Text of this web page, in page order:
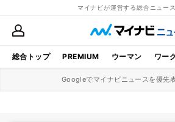
マイナビが運営する総合ニュー
総合トップ PREMIUM ウーマン ワー
Googleでマイナビニュースを優先